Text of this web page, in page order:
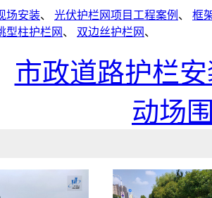
场安装、 光伏护栏网项目工程案例 、 框
型柱护栏网 、 双边丝护栏网 、
市政道路护栏
动场